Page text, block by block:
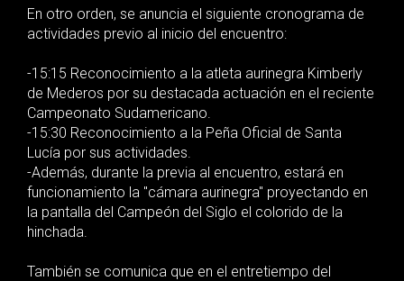
En otro orden, se anuncia el siguiente cronograma de
actividades previo al inicio del encuentro:
-15:15 Reconocimiento a la atleta aurinegra Kimberly
de Mederos por su destacada actuación en el reciente
Campeonato Sudamericano.
-15:30 Reconocimiento a la Peña Oficial de Santa
Lucía por sus actividades.
-Además, durante la previa al encuentro, estará en
funcionamiento la "cámara aurinegra" proyectando en
la pantalla del Campeón del Siglo el colorido de la
hinchada.
También se comunica que en el entretiempo del